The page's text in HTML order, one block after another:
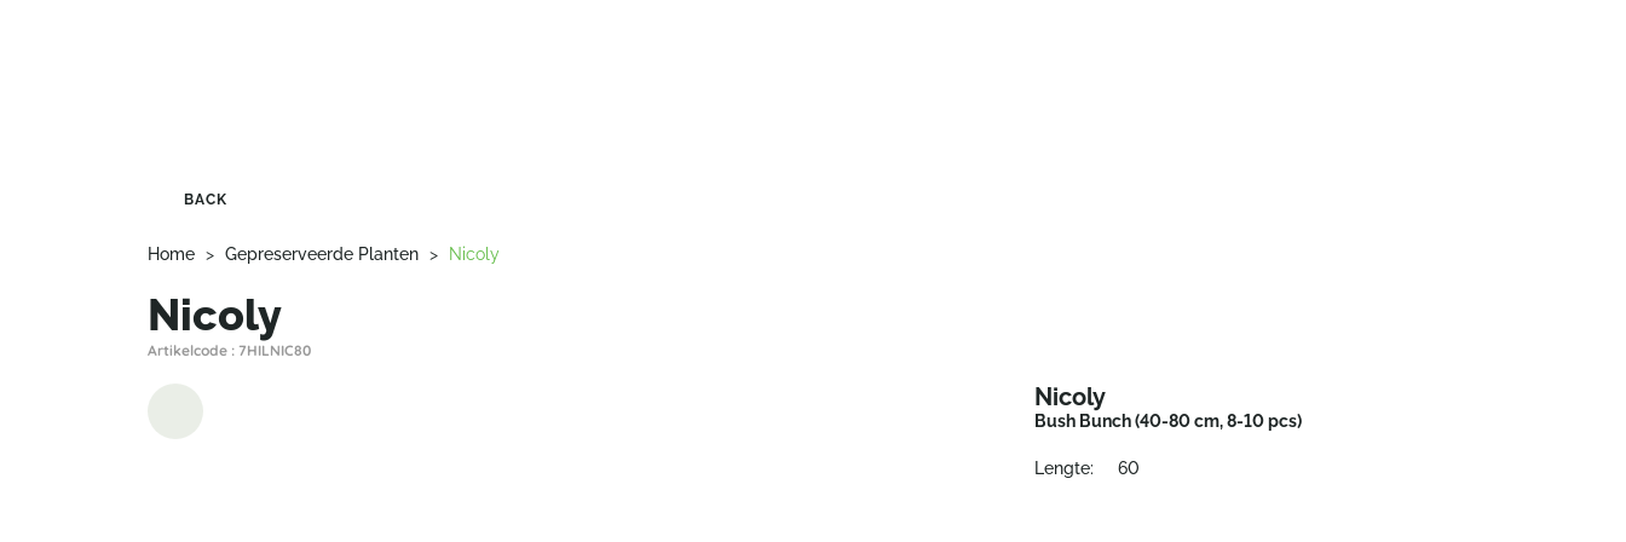
BACK
Home > Gepreserveerde Planten > Nicoly
Nicoly
Artikelcode : 7HILNIC80
Nicoly
Bush Bunch (40-80 cm, 8-10 pcs)
Lengte: 60